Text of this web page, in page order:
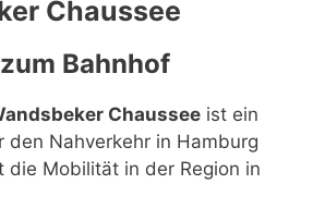
Chaussee
Bahnhof
Chaussee ist ein
den Nahverkehr in Hamburg
die Mobilität in der Region in